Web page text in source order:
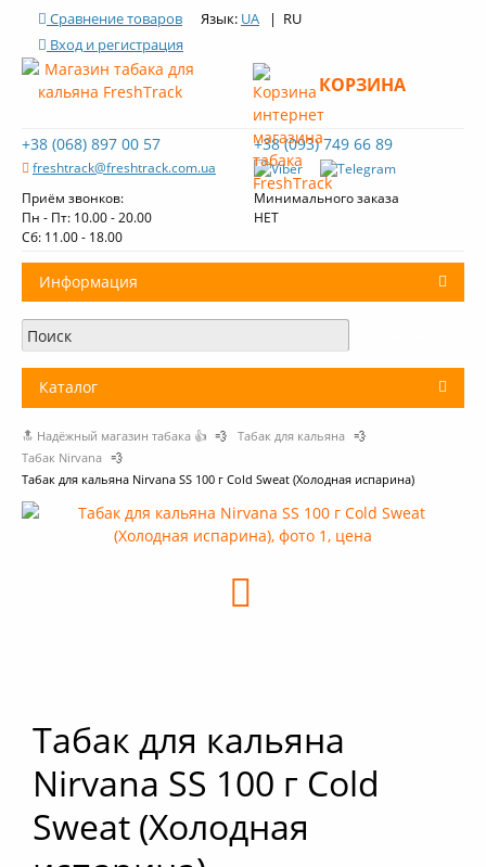
Сравнение товаров Язык: UA | RU
Вход и регистрация
+38 (068) 897 00 57
freshtrack@freshtrack.com.ua
+38 (093) 749 66 89
Приём звонков:
Пн - Пт: 10.00 - 20.00
Cб: 11.00 - 18.00
Минимального заказа
НЕТ
КОРЗИНА
Информация
О нас
Доставка и оплата
Обзоры табака Fresh Track
Каталог
Табак для кальяна
Уголь для кальяна
Кальяны
🔝 Надёжный магазин табака 👍 💨 Табак для кальяна 💨
Табак Nirvana 💨
Табак для кальяна Nirvana SS 100 г Cold Sweat (Холодная испарина)
Табак для кальяна
Nirvana SS 100 г Cold
Sweat (Холодная